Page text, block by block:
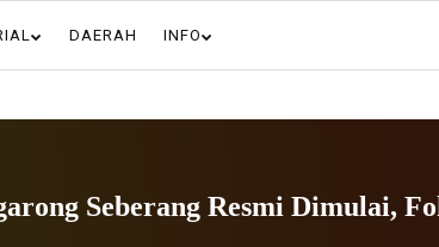
DAERAH INFO
Seberang Resmi Dimulai,